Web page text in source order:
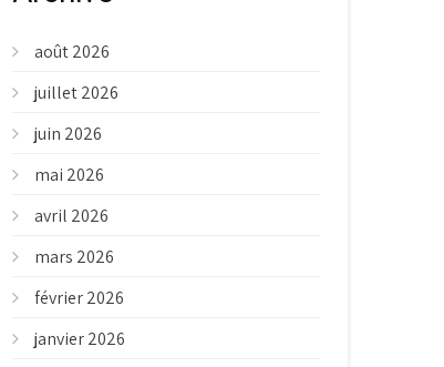
août 2026
juillet 2026
juin 2026
mai 2026
avril 2026
mars 2026
février 2026
janvier 2026